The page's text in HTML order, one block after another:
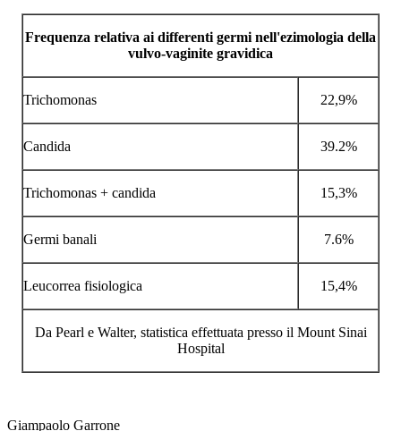
Frequenza relativa ai differenti germi nell'ezimologia della
vulvo-vaginite gravidica
Trichomonas 22,9%
Candida 39.2%
Trichomonas + candida 15,3%
Germi banali 7.6%
Leucorrea fisiologica 15,4%
Da Pearl e Walter, statistica effettuata presso il Mount Sinai
Hospital
Giampaolo Garrone